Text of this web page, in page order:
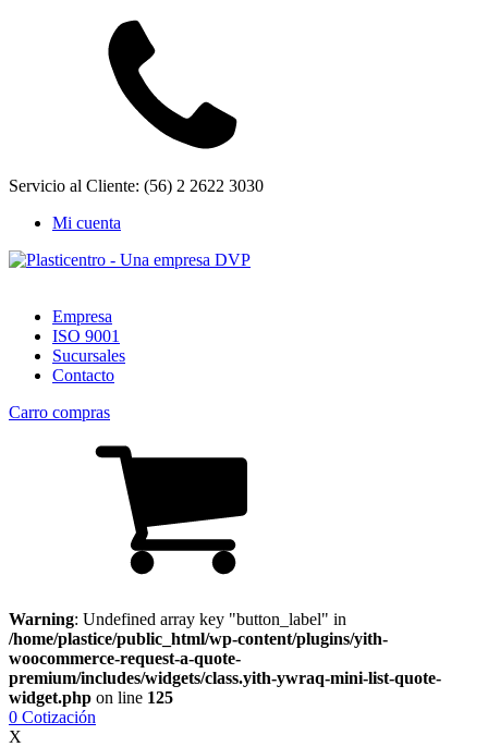
Servicio al Cliente: (56) 2 2622 3030
Mi cuenta
Empresa
ISO 9001
Sucursales
Contacto
Carro compras
Warning: Undefined array key "button_label" in
/home/plastice/public_html/wp-content/plugins/yith-
woocommerce-request-a-quote-
premium/includes/widgets/class.yith-ywraq-mini-list-quote-
widget.php on line 125
0 Cotización
X